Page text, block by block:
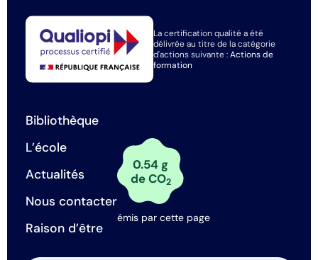
La certification qualité a été
délivrée au titre de la catégorie
d'actions suivante :Actions de
formation
Bibliothèque
L’école
Actualités
Nous contacter
Raison d’être
0.54 g
de CO2
émis par cette page